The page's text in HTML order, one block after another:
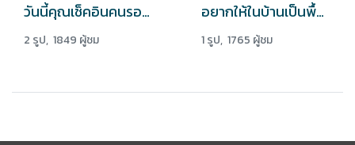
วันนี้คุณเช็คอินคนรอบข้างบ้างหรือยัง “5 สัญญานเตือนบนโลกโซเชียลที่สะท้อนความเสี่ยงในการฆ่าตัวตาย”
2 รูป, 1849 ผู้ชม
อยากให้ในบ้านเป็นพื้นที่ที่ให้ความสุขแก่กันและกัน เพื่อผ่านวิกฤตนี้ไปด้วยกัน
1 รูป, 1765 ผู้ชม